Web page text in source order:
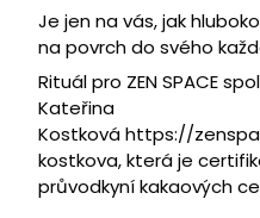
Je jen na vás, jak
na povrch do svého
Rituál pro ZEN SPACE
Kateřina
Kostkováhttps://
kostkova, která je
průvodkyní kakaových